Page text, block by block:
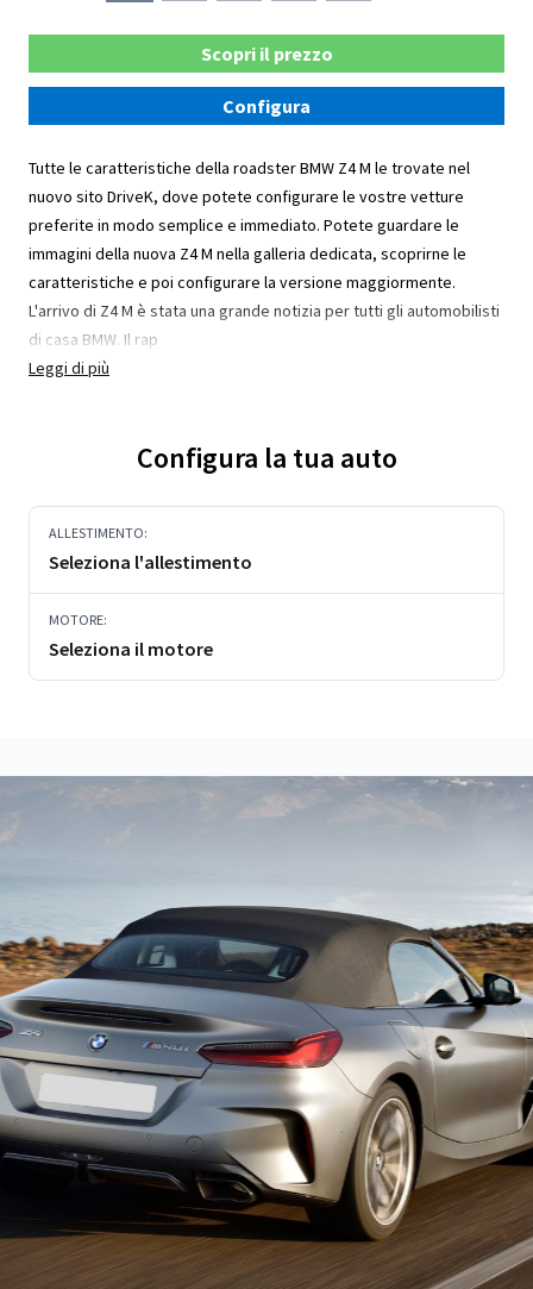
Scopri il prezzo
Configura
Tutte le caratteristiche della roadster BMW Z4 M le trovate nel
nuovo sito DriveK, dove potete configurare le vostre vetture
preferite in modo semplice e immediato. Potete guardare le
immagini della nuova Z4 M nella galleria dedicata, scoprirne le
caratteristiche e poi configurare la versione maggiormente.
L'arrivo di Z4 M è stata una grande notizia per tutti gli automobilisti
di casa BMW. Il rap
Leggi di più
Configura la tua auto
ALLESTIMENTO:
Seleziona l'allestimento
MOTORE:
Seleziona il motore